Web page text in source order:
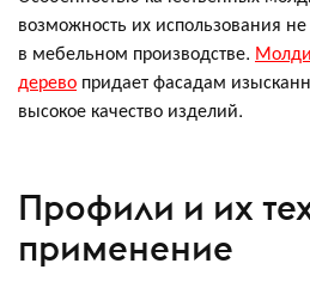
возможность их использования
в мебельном производстве.
дерево придает фасадам
высокое качество изделий.
Профили и их
применение